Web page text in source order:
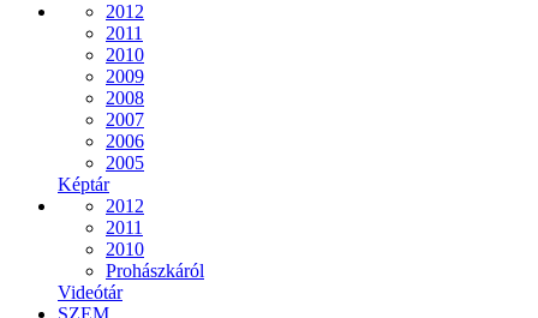
2012
2011
2010
2009
2008
2007
2006
2005
Képtár
2012
2011
2010
Prohászkáról
Videótár
SZEM